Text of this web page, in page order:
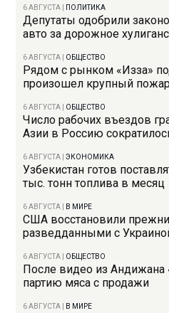
6 АВГУСТА ПОЛИТИКА
Депутаты одобрили
авто за дорожное
6 АВГУСТА ОБЩЕСТВО
Рядом с рынком «Изза»
произошел крупный пожар
6 АВГУСТА ОБЩЕСТВО
Число рабочих въездов
Азии в Россию
6 АВГУСТА |ЭКОНОМИКА
Узбекистан готов
тыс. тонн топлива в месяц
6 АВГУСТА В МИРЕ
США восстановили
разведданными с
6 АВГУСТА ОБЩЕСТВО
После видео из Андижана
партию мяса с продажи
6 АВГУСТА В МИРЕ